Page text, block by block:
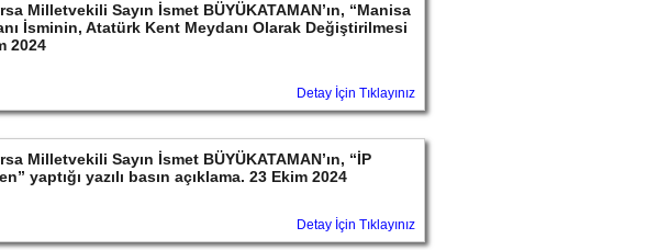
Milletvekili Sayın İsmet BÜYÜKATAMAN’ın, “Manisa
İsminin, Atatürk Kent Meydanı Olarak Değiştirilmesi
2024
Detay İçin Tıklayınız
Milletvekili Sayın İsmet BÜYÜKATAMAN’ın, “İP
yaptığı yazılı basın açıklama. 23 Ekim 2024
Detay İçin Tıklayınız